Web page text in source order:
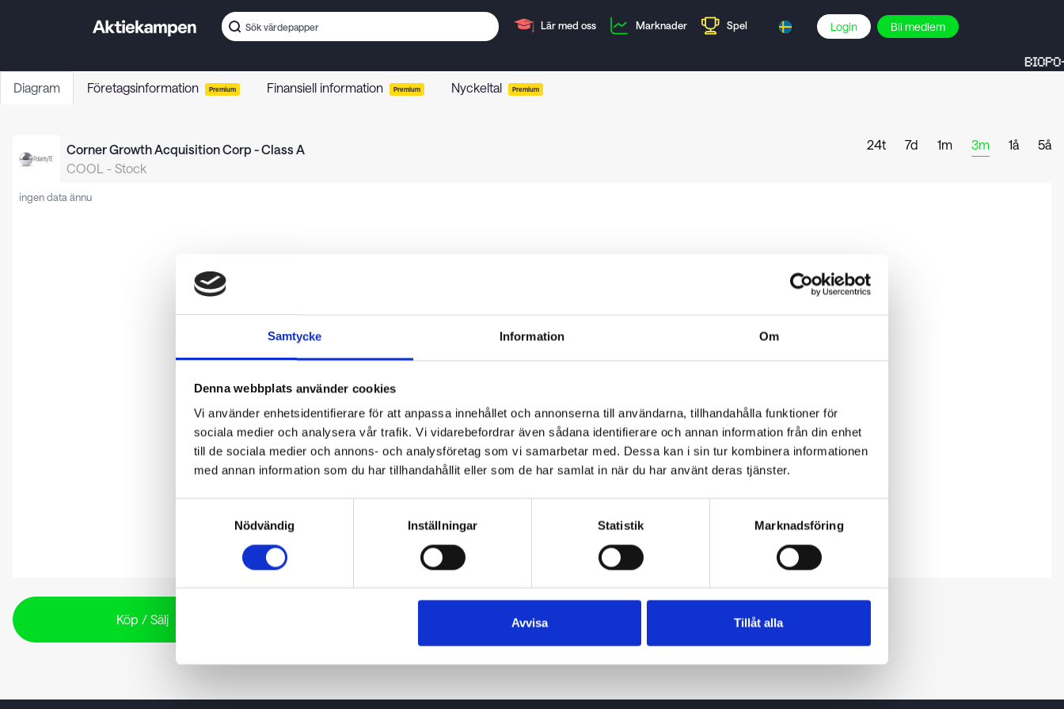
Samtycke Information Om
Denna webbplats använder cookies
Vi använder enhetsidentifierare för att anpassa innehållet och annonserna till användarna, tillhandahålla funktioner för
sociala medier och analysera vår trafik. Vi vidarebefordrar även sådana identifierare och annan information från din enhet
till de sociala medier och annons- och analysföretag som vi samarbetar med. Dessa kan i sin tur kombinera informationen
med annan information som du har tillhandahållit eller som de har samlat in när du har använt deras tjänster.
Nödvändig
Inställningar Statistik Marknadsföring
Avvisa Tillåt alla
Lär med oss Marknader Spel Login Bli medlem
BIOPO-
Diagram Företagsinformation Premium Finansiell information Premium Nyckeltal Premium
Corner Growth Acquisition Corp - Class A
COOL - Stock
24t 7d 1m 3m 1å 5å
ingen data ännu
Köp / Sälj